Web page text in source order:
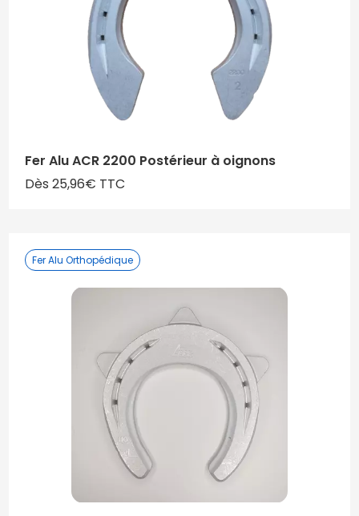
Fer Alu ACR 2200 Postérieur à oignons
Dès 25,96€ TTC
Fer Alu Orthopédique